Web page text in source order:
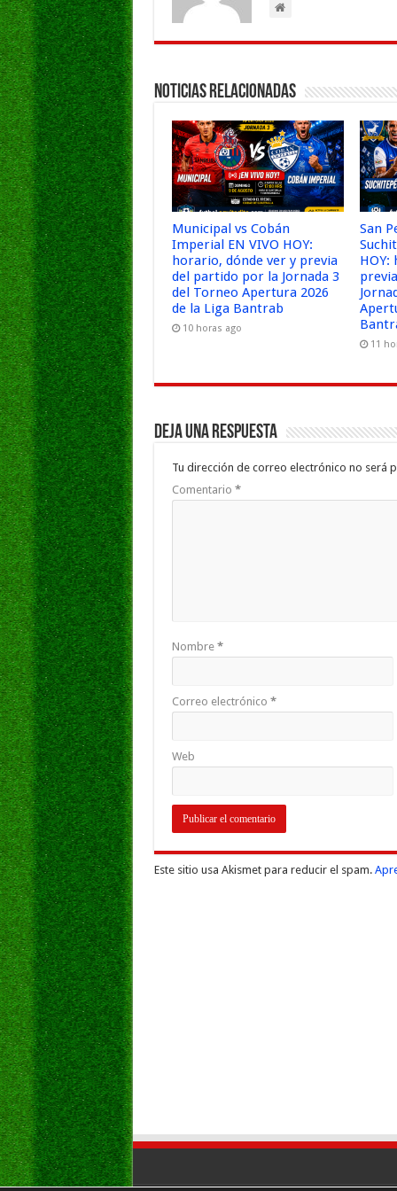
Noticias Relacionadas
Municipal vs Cobán
Imperial EN VIVO HOY:
horario, dónde ver y previa
del partido por la Jornada 3
del Torneo Apertura 2026
de la Liga Bantrab
10 horas ago
San
HOY:
11
Deja una respuesta
Tu dirección de correo electrónico no será
Comentario *
Nombre *
Correo electrónico *
Web
Este sitio usa Akismet para reducir el spam.